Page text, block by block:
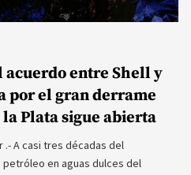
acuerdo entre Shell y
por el gran derrame
Plata sigue abierta
.- A casi tres décadas del
en aguas dulces del